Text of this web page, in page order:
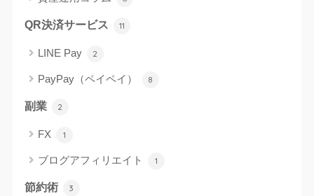
QR決済サービス 11
LINE Pay 2
PayPay（ペイペイ） 8
副業 2
FX 1
ブログアフィリエイト 1
節約術 3